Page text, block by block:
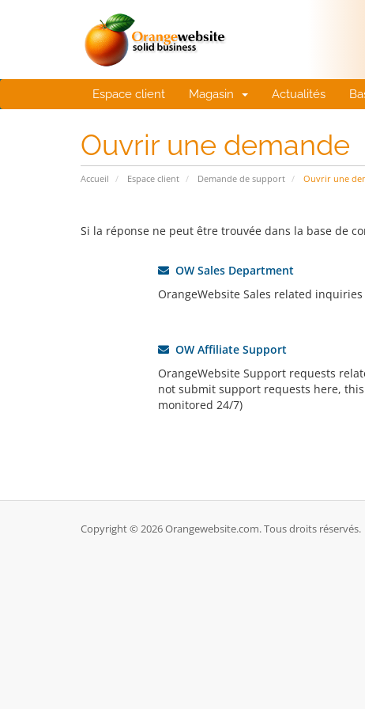
Espace client Magasin Actualités
Ouvrir une demande
Accueil Espace client Demande de support Ouvrir une
Si la réponse ne peut être trouvée dans la base de
OW Sales Department
OrangeWebsite Sales related
OW Affiliate Support
OrangeWebsite Support requests
not submit support requests here,
monitored 24/7)
Copyright © 2026 Orangewebsite.com. Tous droits réservés.